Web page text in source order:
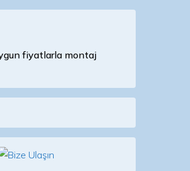
fiyatlarla montaj